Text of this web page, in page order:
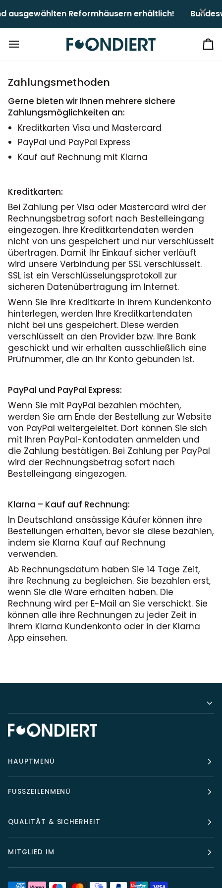
zum
Inhalt
Reformhäusern erhältlich!ㅤㅤ
Zahlungsmethoden
Gerne bieten wir Ihnen mehrere sichere
Zahlungsmöglichkeiten an:
Kreditkarten Visa und Mastercard
PayPal und PayPal Express
Kauf auf Rechnung mit Klarna
Kreditkarten:
Bei Zahlung per Visa oder Mastercard wird der
Rechnungsbetrag sofort nach Bestelleingang
eingezogen. Ihre Kreditkartendaten werden
nicht von uns gespeichert und nur verschlüsselt
übertragen. Damit Ihr Einkauf sicher verläuft
wird unsere Verbindung per SSL verschlüsselt.
SSL ist ein Verschlüsselungsprotokoll zur
sicheren Datenübertragung im Internet.
Wenn Sie ihre Kreditkarte in ihrem Kundenkonto
hinterlegen, werden Ihre Kreditkartendaten
nicht bei uns gespeichert. Diese werden
verschlüsselt an den Provider bzw. Ihre Bank
geschickt und wir erhalten ausschließlich eine
Prüfnummer, die an Ihr Konto gebunden ist.
PayPal und PayPal Express:
Wenn Sie mit PayPal bezahlen möchten,
werden Sie am Ende der Bestellung zur Website
von PayPal weitergeleitet. Dort können Sie sich
mit Ihren PayPal-Kontodaten anmelden und
die Zahlung bestätigen. Bei Zahlung per PayPal
wird der Rechnungsbetrag sofort nach
Bestelleingang eingezogen.
Klarna – Kauf auf Rechnung:
In Deutschland ansässige Käufer können ihre
Bestellungen erhalten, bevor sie diese bezahlen,
indem sie Klarna Kauf auf Rechnung
verwenden.
Ab Rechnungsdatum haben Sie 14 Tage Zeit,
ihre Rechnung zu begleichen. Sie bezahlen erst,
wenn Sie die Ware erhalten haben. Die
Rechnung wird per E-Mail an Sie verschickt. Sie
können alle ihre Rechnungen zu jeder Zeit in
ihrem Klarna Kundenkonto oder in der Klarna
App einsehen.
HAUPTMENÜ
FUSSZEILENMENÜ
QUALITÄT & SICHERHEIT
MITGLIED IM
×